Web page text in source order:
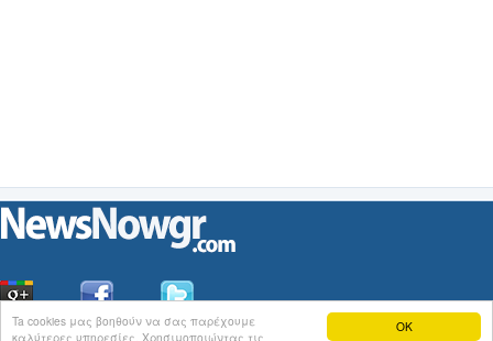
OK
Ta cookies μας βοηθούν να σας παρέχουμε
καλύτερες υπηρεσίες. Χρησιμοποιώντας τις